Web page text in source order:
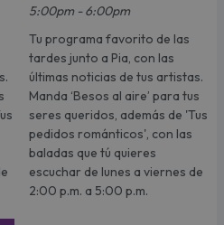
5:00pm - 6:00pm
Tu programa favorito de las
tardes junto a Pia, con las
últimas noticias de tus artistas.
Manda ‘Besos al aire’ para tus
seres queridos, además de 'Tus
pedidos románticos', con las
baladas que tú quieres
escuchar de lunes a viernes de
2:00 p.m. a 5:00 p.m.